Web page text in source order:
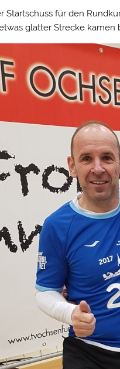
Startschuss für den
glatter Strecke